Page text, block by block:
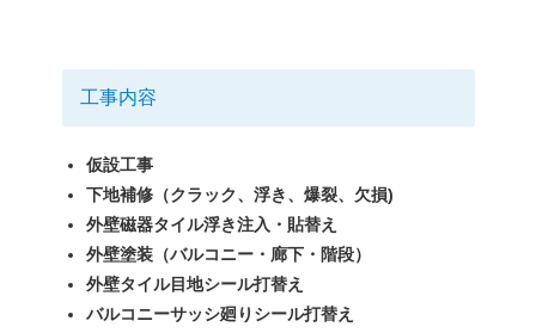
工事内容
仮設工事
下地補修（クラック、浮き、爆裂、欠損)
外壁磁器タイル浮き注入・貼替え
外壁塗装（バルコニー・廊下・階段）
外壁タイル目地シール打替え
バルコニーサッシ廻りシール打替え